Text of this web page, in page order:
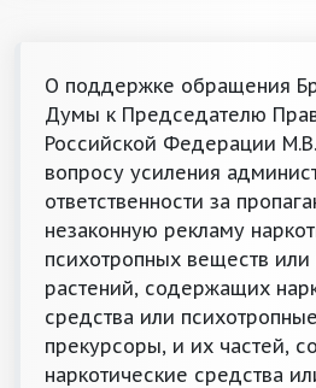
О поддержке обращения
Думы к Председателю
Российской Федерации
вопросу усиления
ответственности за
незаконную рекламу
психотропных веществ
растений, содержащих
средства или
прекурсоры, и их частей,
наркотические средства